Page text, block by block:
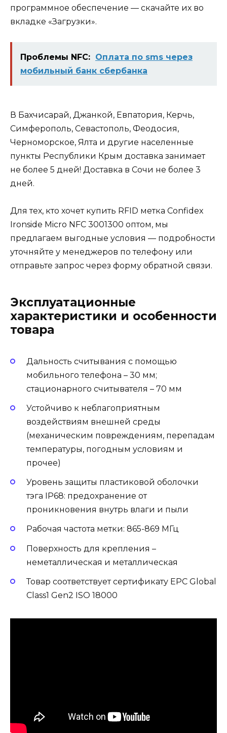
программное обеспечение — скачайте их во
вкладке «Загрузки».
Проблемы NFC: Оплата по sms через
мобильный банк сбербанка
В Бахчисарай, Джанкой, Евпатория, Керчь,
Симферополь, Севастополь, Феодосия,
Черноморское, Ялта и другие населенные
пункты Республики Крым доставка занимает
не более 5 дней! Доставка в Сочи не более 3
дней.
Для тех, кто хочет купить RFID метка Confidex
Ironside Micro NFC 3001300 оптом, мы
предлагаем выгодные условия — подробности
уточняйте у менеджеров по телефону или
отправьте запрос через форму обратной связи.
Эксплуатационные
характеристики и особенности
товара
Дальность считывания с помощью
мобильного телефона – 30 мм;
стационарного считывателя – 70 мм
Устойчиво к неблагоприятным
воздействиям внешней среды
(механическим повреждениям, перепадам
температуры, погодным условиям и
прочее)
Уровень защиты пластиковой оболочки
тэга IP68: предохранение от
проникновения внутрь влаги и пыли
Рабочая частота метки: 865-869 МГц
Поверхность для крепления –
неметаллическая и металлическая
Товар соответствует сертификату EPC Global
Class1 Gen2 ISO 18000